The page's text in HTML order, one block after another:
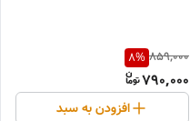
859,000
8%
790,000
افزودن به سبد